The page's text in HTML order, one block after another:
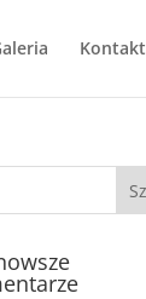
Kontakt